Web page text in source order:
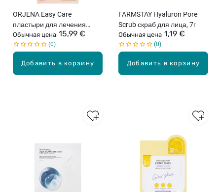
Добавить в корзину
ORJENA Easy Care
пластыри для лечения
акне, 78шт.
Обычная цена 15,99 €
0
Добавить в корзину
FARMSTAY Hyaluron Pore
Scrub скраб для лица, 7г
Обычная цена 1,19 €
0